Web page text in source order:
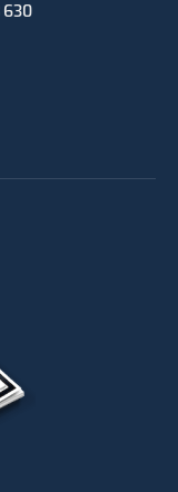
630